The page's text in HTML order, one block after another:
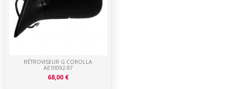
RÉTROVISEUR G COROLLA
AE10092-97
68,00 €